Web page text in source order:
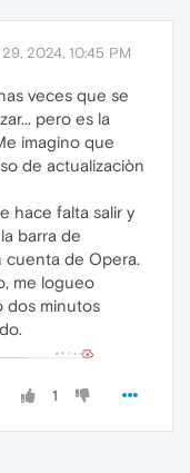
2024, 10:45 PM
veces que se
pero es la
imagino que
de actualizaciòn
hace falta salir y
barra de
cuenta de Opera.
me logueo
dos minutos
1